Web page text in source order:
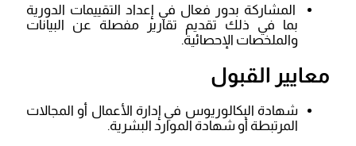
المشاركة بدور فعال في إعداد التقييمات الدورية
بما في ذلك تقديم تقارير مفصلة عن البيانات
والملخصات الإحصائية.
معايير القبول
شهادة البكالوريوس في إدارة الأعمال أو المجالات
المرتبطة أو شهادة الموارد البشرية.